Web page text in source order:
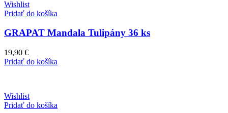
Wishlist
Pridať do košíka
GRAPAT Mandala Tulipány 36 ks
19,90 €
Pridať do košíka
Wishlist
Pridať do košíka